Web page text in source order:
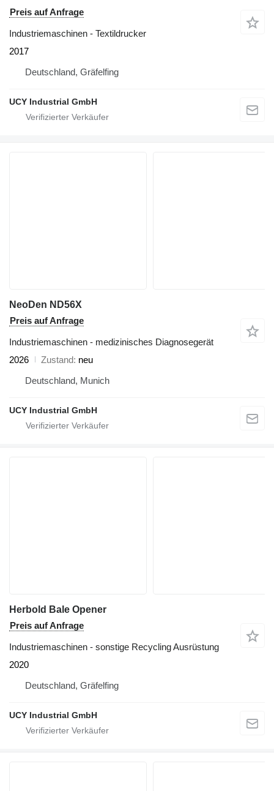
Preis auf Anfrage
Industriemaschinen - Textildrucker
2017
Deutschland, Gräfelfing
UCY Industrial GmbH
NeoDen ND56X
Preis auf Anfrage
Industriemaschinen - medizinisches Diagnosegerät
2026
Zustand neu
Deutschland, Munich
UCY Industrial GmbH
Herbold Bale Opener
Preis auf Anfrage
Industriemaschinen - sonstige Recycling Ausrüstung
2020
Deutschland, Gräfelfing
UCY Industrial GmbH